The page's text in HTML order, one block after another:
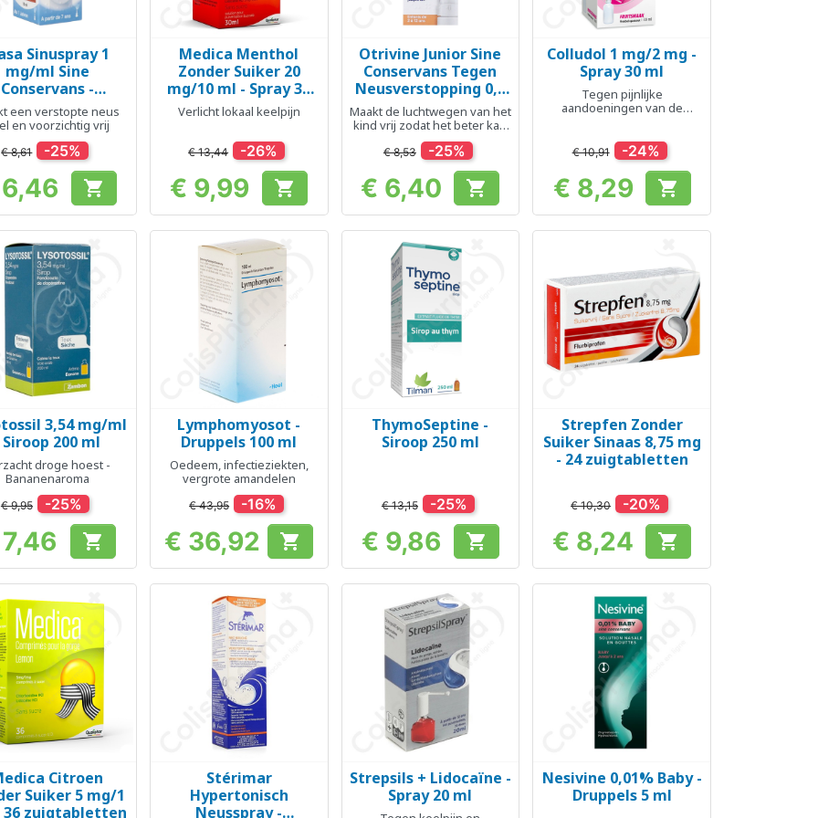
Snel bekijken
Sinuspray 1
mg/ml Sine
Conservans -
10 ml
een verstopte neus
en voorzichtig vrij
€ 8,61 -25%
Prijs 
Snel bekijken
Medica Menthol
Zonder Suiker 20
mg/10 ml - Spray 30
ml
Verlicht lokaal keelpijn
€ 13,44 -26%
Prijs
€ 9,99 
Snel bekijken
Otrivine Junior Sine
Conservans Tegen
Neusverstopping 0,5
mg/ml - Neusspray 10
ml
Maakt de luchtwegen van het
kind vrij zodat het beter kan
ademen en zich beter voelt
€ 8,53 -25%
Prijs
€ 6,40 
Snel bekijken
Colludol 1 mg/2 mg -
Spray 30 ml
Tegen pijnlijke
aandoeningen van de
€ 10,91 -24%
Prijs
€ 8,29 
Snel bekijken
3,54 mg/ml
Siroop 200 ml
droge hoest -
Bananenaroma
€ 9,95 -25%
Prijs 
Snel bekijken
Lymphomyosot -
Druppels 100 ml
Oedeem, infectieziekten,
vergrote amandelen
€ 43,95 -16%
Prijs
€ 36,92 
Snel bekijken
ThymoSeptine -
Siroop 250 ml
€ 13,15 -25%
Prijs
€ 9,86 
Snel bekijken
Strepfen Zonder
Suiker Sinaas 8,75 mg
- 24 zuigtabletten
€ 10,30 -20%
Prijs
€ 8,24 
Snel bekijken
Citroen
Suiker 5 mg/1
36 zuigtabletten
Snel bekijken
Stérimar
Hypertonisch
Neusspray -
Snel bekijken
Strepsils + Lidocaïne -
Spray 20 ml
Snel bekijken
Nesivine 0,01% Baby -
Druppels 5 ml